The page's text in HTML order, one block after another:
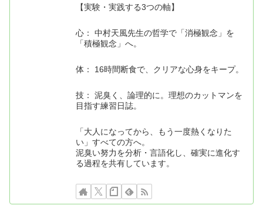
【実験・実践する3つの軸】
心： 中村天風先生の哲学で「消極観念」を
「積極観念」へ。
体： 16時間断食で、クリアな心身をキープ。
技： 泥臭く、論理的に。理想のカットマンを
目指す練習日誌。
「大人になってから、もう一度熱くなりた
い」すべての方へ。
泥臭い努力を分析・言語化し、確実に進化す
る過程を共有しています。